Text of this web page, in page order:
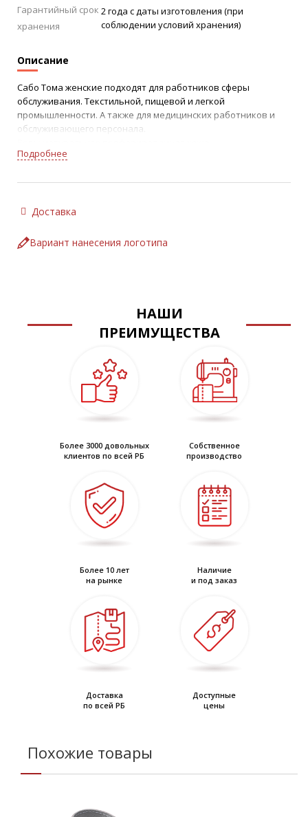
Описание
Сабо Тома женские подходят для работников сферы
обслуживания. Текстильной, пищевой и легкой
промышленности. А также для медицинских работников и
обслуживающего персонала.
Подошва: поливинилхлорид (ПВХ).
Метод крепления: литьевой.
положение «сандалии».
Цвет: белый
ТР ТС 017/2011
Гарантийный срок
хранения
2 года с даты изготовления (при
соблюдении условий хранения)
Подробнее
Доставка
Вариант нанесения логотипа
НАШИ
ПРЕИМУЩЕСТВА
Более 3000 довольных
клиентов по всей РБ
Собственное
производство
Более 10 лет
на рынке
Наличие
и под заказ
Доставка
по всей РБ
Доступные
цены
Похожие товары